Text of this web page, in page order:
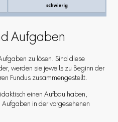
Aufgaben
zu lösen. Sind diese
werden sie jeweils zu Beginn der
Fundus zusammengestellt.
einen Aufbau haben,
in der vorgesehenen